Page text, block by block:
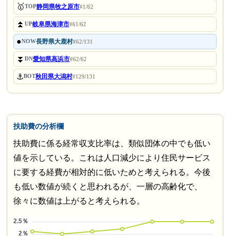
🥇TOP静岡県牧之原市#1/62
⏫UP岐阜県海津市#61/62
●NOW長野県大鹿村#62/131
⏬DN愛知県高浜市#62/62
⚓BOT秋田県大潟村#129/131
扶助費の分析欄
扶助費に係る経常収支比率は、類似団体の中でも低い
値を示している。これは人口減少により住民サービス
に要する経費が相対的に低いためと考えられる。今後
も低い数値が続くと思われるが、一層の高齢化で、
徐々に数値は上がると考えられる。